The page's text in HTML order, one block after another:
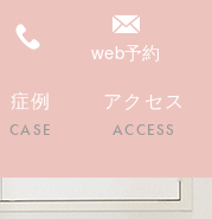
web予約
症例
CASE
アクセス
ACCESS